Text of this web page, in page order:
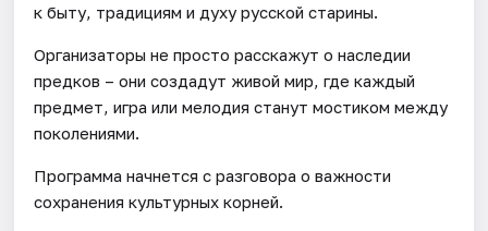
к быту, традициям и духу русской старины.
Организаторы не просто расскажут о наследии
предков – они создадут живой мир, где каждый
предмет, игра или мелодия станут мостиком между
поколениями.
Программа начнется с разговора о важности
сохранения культурных корней.